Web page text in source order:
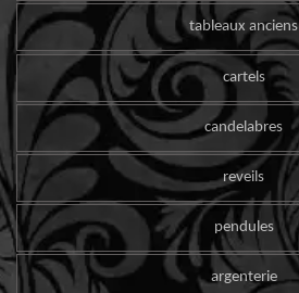
tableaux anciens
cartels
candelabres
reveils
pendules
argenterie